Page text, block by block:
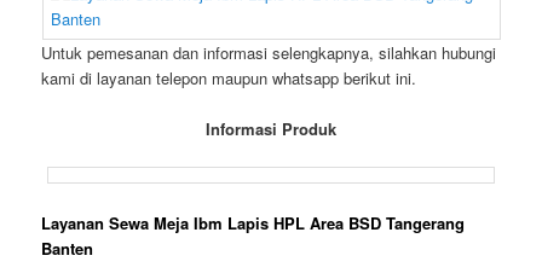
Untuk pemesanan dan informasi selengkapnya, silahkan hubungi
kami di layanan telepon maupun whatsapp berikut ini.
Informasi Produk
Layanan Sewa Meja Ibm Lapis HPL Area BSD Tangerang
Banten